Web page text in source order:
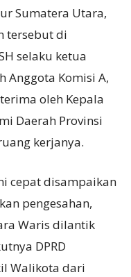
Sumatera Utara,
tersebut di
selaku ketua
Anggota Komisi A,
oleh Kepala
Daerah Provinsi
kerjanya.
cepat disampaikan
pengesahan,
Waris dilantik
DPRD
Walikota dari